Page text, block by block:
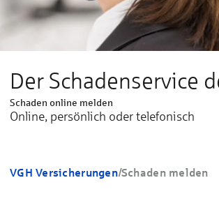
Der Schadenservice
Schaden online melden
Online, persönlich oder telefonisch
VGH Versicherungen/Schaden melden